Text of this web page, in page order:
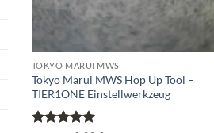
TOKYO MARUI MWS
Tokyo Marui MWS Hop Up Tool –
TIER1ONE Einstellwerkzeug